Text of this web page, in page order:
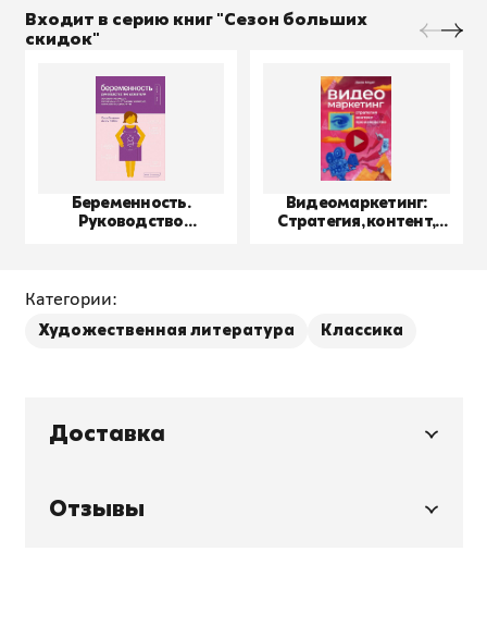
Входит в серию книг "Сезон больших
скидок"
Беременность.
Руководство
Видеомаркетинг:
Стратегия, контент,
Категории:
Художественная литература Классика
Доставка
Отзывы